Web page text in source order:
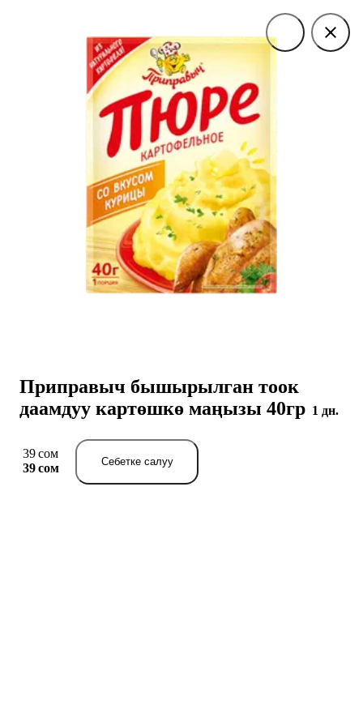
Приправыч бышырылган тоок
даамдуу картөшкө маңызы 40гр 1 дн.
39 сом
39 сом
Себетке салуу